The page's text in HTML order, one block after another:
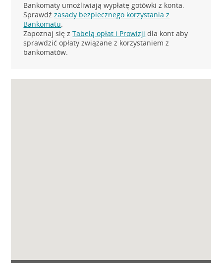
Bankomaty umożliwiają wypłatę gotówki z konta.
Sprawdźzasady bezpiecznego korzystania z
Bankomatu.
Zapoznaj się zTabelą opłat i Prowizji dla kont aby
sprawdzić opłaty związane z korzystaniem z
bankomatów.